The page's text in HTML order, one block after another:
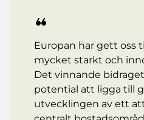
Europan har gett oss
mycket starkt och
Det vinnande
potential att ligga till
utvecklingen av ett